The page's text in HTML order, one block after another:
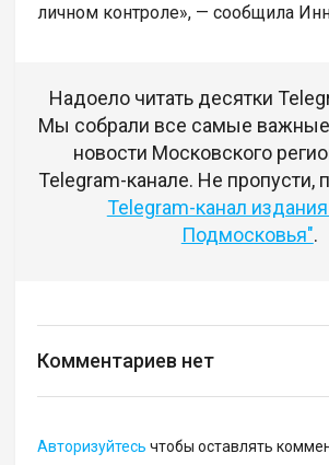
личном контроле», — сообщила
Надоело читать десятки
Мы собрали все самые
новости Московского
Telegram-канале. Не пропусти,
Telegram-канал
Подмосковья".
Комментариев нет
Авторизуйтесь чтобы оставлять